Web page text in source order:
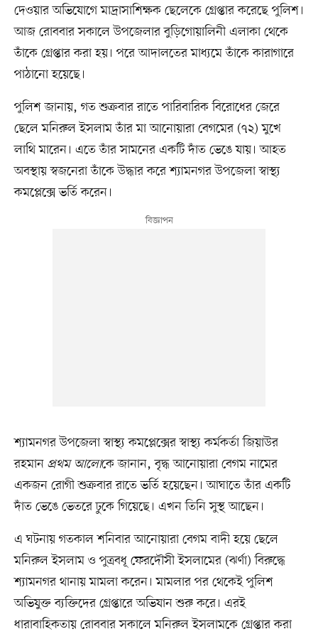
দেওয়ার অভিযোগে মাদ্রাসাশিক্ষক ছেলেকে গ্রেপ্তার করেছে পুলিশ।
আজ রোববার সকালে উপজেলার বুড়িগোয়ালিনী এলাকা থেকে
তাঁকে গ্রেপ্তার করা হয়। পরে আদালতের মাধ্যমে তাঁকে কারাগারে
পাঠানো হয়েছে।
পুলিশ জানায়, গত শুক্রবার রাতে পারিবারিক বিরোধের জেরে
ছেলে মনিরুল ইসলাম তাঁর মা আনোয়ারা বেগমের (৭২) মুখে
লাথি মারেন। এতে তাঁর সামনের একটি দাঁত ভেঙে যায়। আহত
অবস্থায় স্বজনেরা তাঁকে উদ্ধার করে শ্যামনগর উপজেলা স্বাস্থ্য
কমপ্লেক্সে ভর্তি করেন।
শ্যামনগর উপজেলা স্বাস্থ্য কমপ্লেক্সের স্বাস্থ্য কর্মকর্তা জিয়াউর
রহমান প্রথম আলোকে জানান, বৃদ্ধ আনোয়ারা বেগম নামের
একজন রোগী শুক্রবার রাতে ভর্তি হয়েছেন। আঘাতে তাঁর একটি
দাঁত ভেঙে ভেতরে ঢুকে গিয়েছে। এখন তিনি সুস্থ আছেন।
এ ঘটনায় গতকাল শনিবার আনোয়ারা বেগম বাদী হয়ে ছেলে
মনিরুল ইসলাম ও পুত্রবধূ ফেরদৌসী ইসলামের (ঝর্ণা) বিরুদ্ধে
শ্যামনগর থানায় মামলা করেন। মামলার পর থেকেই পুলিশ
অভিযুক্ত ব্যক্তিদের গ্রেপ্তারে অভিযান শুরু করে। এরই
ধারাবাহিকতায় রোববার সকালে মনিরুল ইসলামকে গ্রেপ্তার করা